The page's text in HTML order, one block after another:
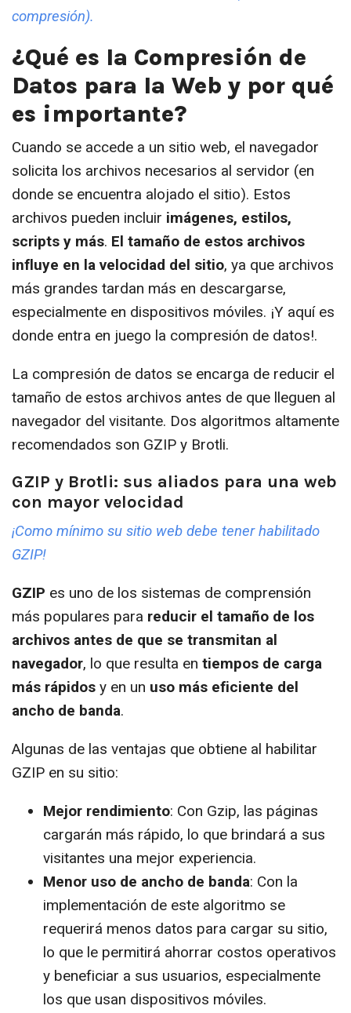
compresión).
¿Qué es la Compresión de
Datos para la Web y por qué
es importante?
Cuando se accede a un sitio web, el navegador
solicita los archivos necesarios al servidor (en
donde se encuentra alojado el sitio). Estos
archivos pueden incluir imágenes, estilos,
scripts y más. El tamaño de estos archivos
influye en la velocidad del sitio, ya que archivos
más grandes tardan más en descargarse,
especialmente en dispositivos móviles. ¡Y aquí es
donde entra en juego la compresión de datos!.
La compresión de datos se encarga de reducir el
tamaño de estos archivos antes de que lleguen al
navegador del visitante. Dos algoritmos altamente
recomendados son GZIP y Brotli.
GZIP y Brotli: sus aliados para una web
con mayor velocidad
¡Como mínimo su sitio web debe tener habilitado
GZIP!
GZIP es uno de los sistemas de comprensión
más populares para reducir el tamaño de los
archivos antes de que se transmitan al
navegador, lo que resulta en tiempos de carga
más rápidos y en un uso más eficiente del
ancho de banda.
Algunas de las ventajas que obtiene al habilitar
GZIP en su sitio:
Mejor rendimiento: Con Gzip, las páginas
cargarán más rápido, lo que brindará a sus
visitantes una mejor experiencia.
Menor uso de ancho de banda: Con la
implementación de este algoritmo se
requerirá menos datos para cargar su sitio,
lo que le permitirá ahorrar costos operativos
y beneficiar a sus usuarios, especialmente
los que usan dispositivos móviles.